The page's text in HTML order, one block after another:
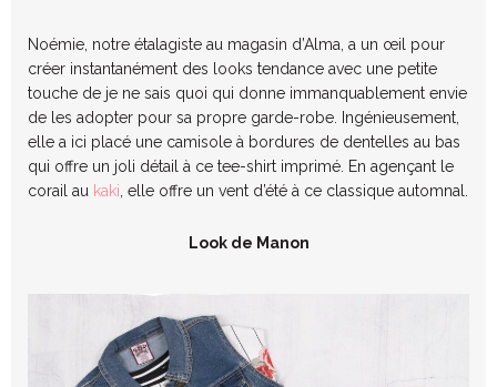
Noémie, notre étalagiste au magasin d’Alma, a un œil pour
créer instantanément des looks tendance avec une petite
touche de je ne sais quoi qui donne immanquablement envie
de les adopter pour sa propre garde-robe. Ingénieusement,
elle a ici placé une camisole à bordures de dentelles au bas
qui offre un joli détail à ce tee-shirt imprimé. En agençant le
corail au kaki , elle offre un vent d’été à ce classique automnal.
Look de Manon